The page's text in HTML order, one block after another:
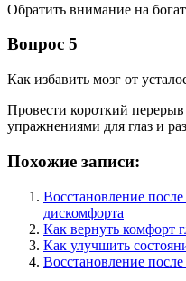
Обратить внимание на
Вопрос 5
Как избавить мозг от
Провести короткий
упражнениями для глаз и
Похожие записи:
Восстановление
дискомфорта
Как вернуть комфорт
Как улучшить
Восстановление